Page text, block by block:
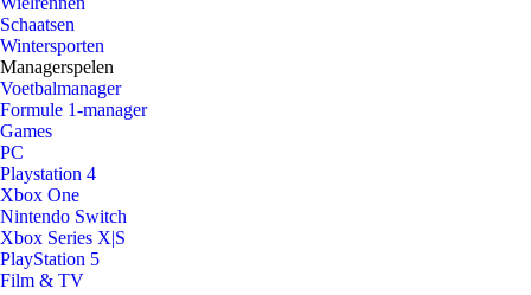
Schaatsen
Wintersporten
Managerspelen
Voetbalmanager
Formule 1-manager
Games
PC
Playstation 4
Xbox One
Nintendo Switch
Xbox Series X|S
PlayStation 5
Film & TV